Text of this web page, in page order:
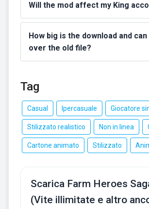
Will the mod affect my King
How big is the download and can
over the old file?
Tag
Casual Ipercasuale Giocatore
Stilizzato realistico Non in linea
Cartone animato Stilizzato
Scarica Farm Heroes
(Vite illimitate e altro